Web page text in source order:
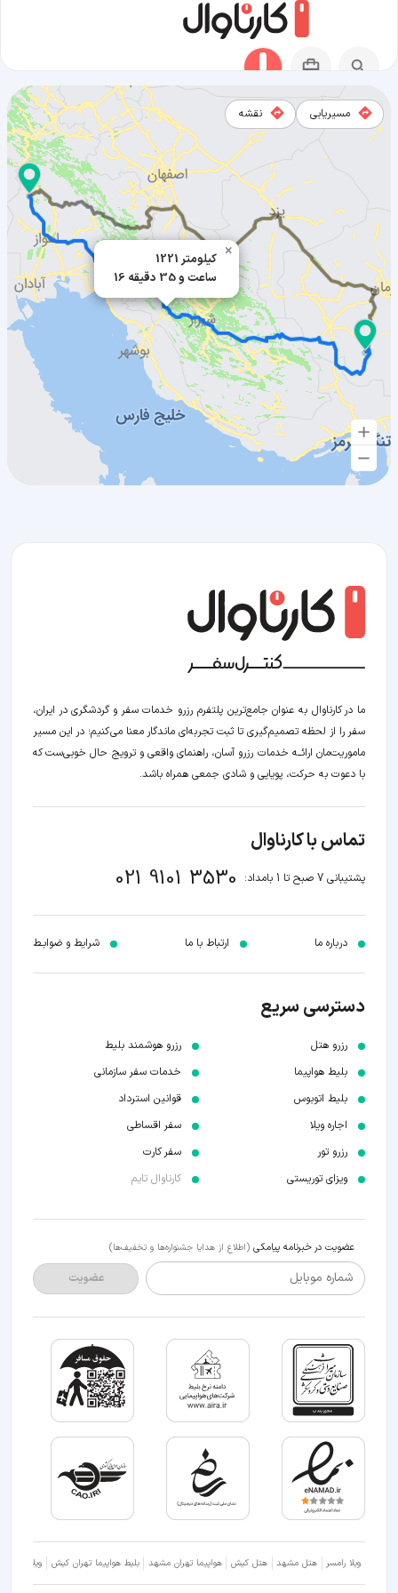
1221 کیلومتر
16 ساعت و 35 دقیقه
×
مسیریابی نقشه
مسیر شوش به بافت
ما در کارناوال به عنوان جامع‌ترین پلتفرم رزرو خدمات سفر و گردشگری در ایران،
سفر را از لحظه‌ تصمیم‌گیری تا ثبت تجربه‌ای ماندگار معنا می‌کنیم؛ در این مسیر‍
ماموریت‌مان اراﺋــﻪ خدمات رزرو آسان، راهنمای واقعی و ترویج حال خوبی‌ست که
با دعوت به حرکت، پویایی و شادی جمعی همراه باشد.
تماس با کارناوال
پشتیبانی 7 صبح تا 1 بامداد: 021 9101 3530
درباره ما ارتباط با ما شرایط و ضوابـط
دسترسی سریع
رزرو هتل
بلیط هواپیما
بلیط اتوبوس
اجاره ویلا
رزرو تور
ویزای توریستی
رزرو هوشمند بلیط
خدمات سفر سازمانی
قوانین استرداد
سفر اقساطی
سفر کارت
کارناوال تایم
عضویت در خبرنامه پیامکی (اطلاع از هدایا جشنواره‌ها و تخفیف‌ها)
شماره موبایل عضویت
ویلا رامسر هتل مشهد هتل کیش هواپیما تهران مشهد بلیط هواپیما تهران کیش ویلا شمال